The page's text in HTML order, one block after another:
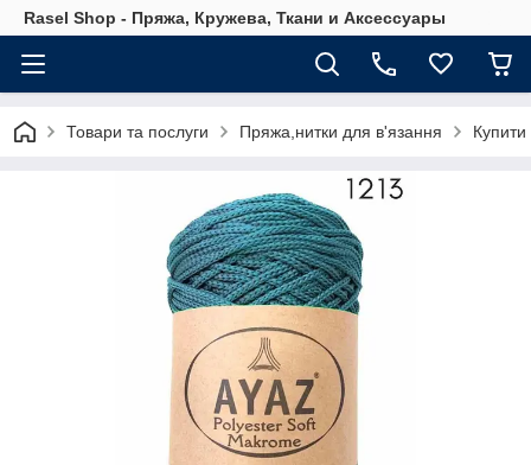
Rasel Shop - Пряжа, Кружева, Ткани и Аксессуары
Товари та послуги Пряжа,нитки для в'язання